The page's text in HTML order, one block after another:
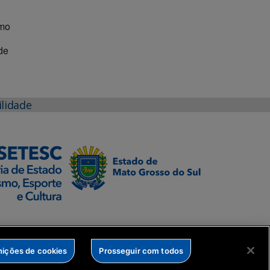
de cookies Prosseguir com todos